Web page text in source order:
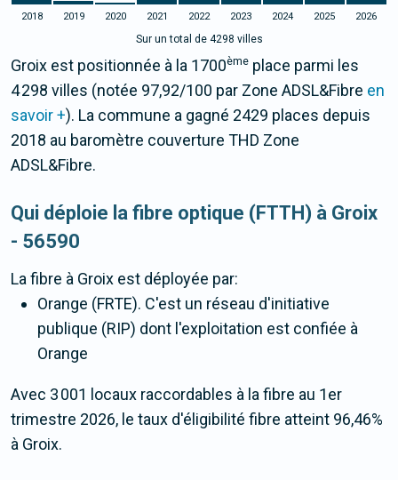
2018 2019 2020 2021 2022 2023 2024 2025 2026
Sur un total de 4298 villes
Groix est positionnée à la 1700ème place parmi les
4 298 villes (notée 97,92/100 par Zone ADSL&Fibre en
savoir +). La commune a gagné 2429 places depuis
2018 au baromètre couverture THD Zone
ADSL&Fibre.
Qui déploie la fibre optique (FTTH) à Groix
- 56590
La fibre à Groix est déployée par:
Orange (FRTE). C'est un réseau d'initiative
publique (RIP) dont l'exploitation est confiée à
Orange
Avec 3 001 locaux raccordables à la fibre au 1er
trimestre 2026, le taux d'éligibilité fibre atteint 96,46%
à Groix.